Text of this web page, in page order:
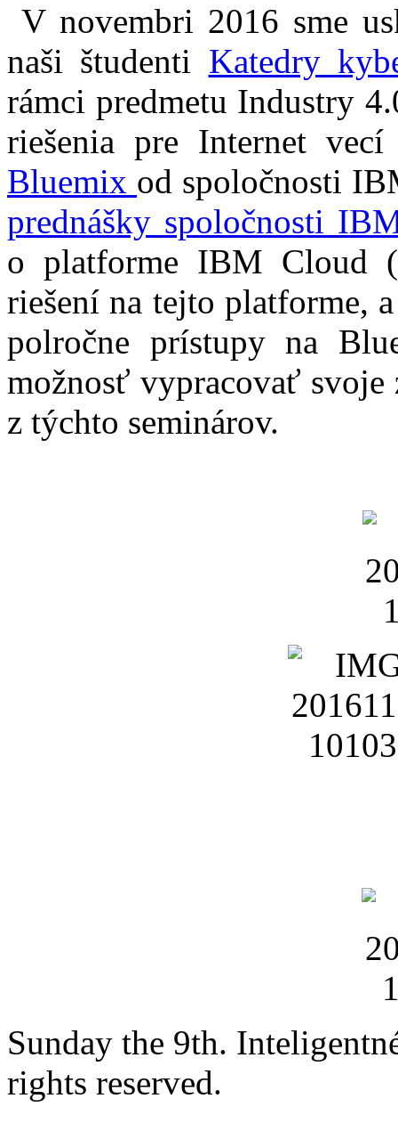
V novembri 2016 sme
naši študenti Katedry
rámci predmetu Industry
riešenia pre Internet
Bluemix od spoločnosti
prednášky spoločnosti
o platforme IBM Cloud
riešení na tejto platforme,
polročne prístupy na
možnosť vypracovať svoje
z týchto seminárov.
Sunday the 9th.
rights reserved.